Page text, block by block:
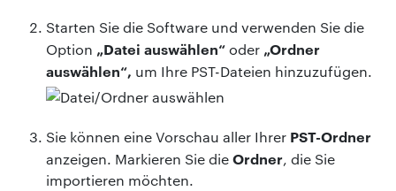
Starten Sie die Software und verwenden Sie die
Option „Datei auswählen“oder „Ordner
auswählen“, um Ihre PST-Dateien hinzuzufügen.
Sie können eine Vorschau aller Ihrer PST-Ordner
anzeigen. Markieren Sie dieOrdner, die Sie
importieren möchten.